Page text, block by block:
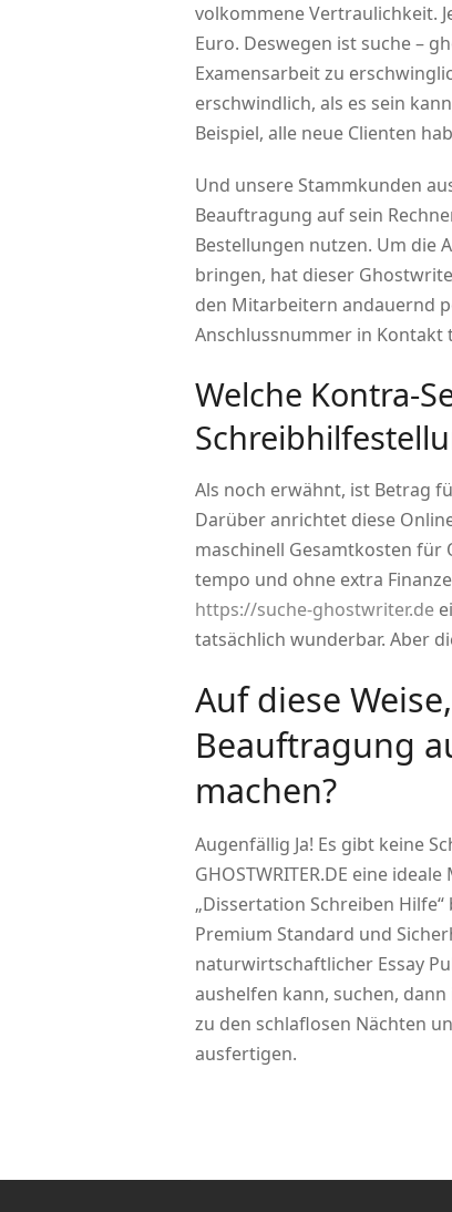
volkommene Vertraulichkeit.
Euro. Deswegen ist suche –
Examensarbeit zu
erschwindlich, als es sein
Beispiel, alle neue Clienten
Und unsere Stammkunden
Beauftragung auf sein
Bestellungen nutzen. Um die
bringen, hat dieser
den Mitarbeitern andauernd
Anschlussnummer in Kontakt
Welche Kontra-
Als noch erwähnt, ist Betrag
Darüber anrichtet diese
maschinell Gesamtkosten für
tempo und ohne extra
https://suche-ghostwriter.de
tatsächlich wunderbar. Aber
Auf diese
Beauftragung
machen?
Augenfällig Ja! Es gibt keine
GHOSTWRITER.DE eine
„Dissertation Schreiben
Premium Standard und
naturwirtschaftlicher Essay
aushelfen kann, suchen,
zu den schlaflosen Nächten
ausfertigen.